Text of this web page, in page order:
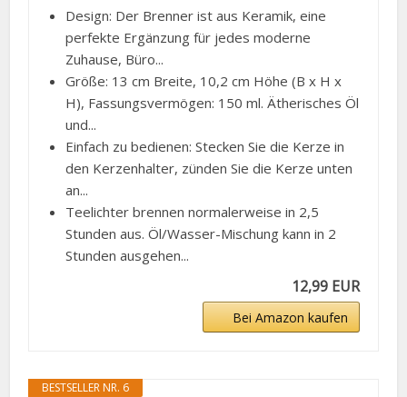
Design: Der Brenner ist aus Keramik, eine
perfekte Ergänzung für jedes moderne
Zuhause, Büro...
Größe: 13 cm Breite, 10,2 cm Höhe (B x H x
H), Fassungsvermögen: 150 ml. Ätherisches Öl
und...
Einfach zu bedienen: Stecken Sie die Kerze in
den Kerzenhalter, zünden Sie die Kerze unten
an...
Teelichter brennen normalerweise in 2,5
Stunden aus. Öl/Wasser-Mischung kann in 2
Stunden ausgehen...
12,99 EUR
Bei Amazon kaufen
BESTSELLER NR. 6